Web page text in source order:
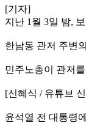
[기자]
지난 1월 3일 밤,
한남동 관저 주변
민주노총이 관저
[신혜식 / 유튜브
윤석열 전 대통령